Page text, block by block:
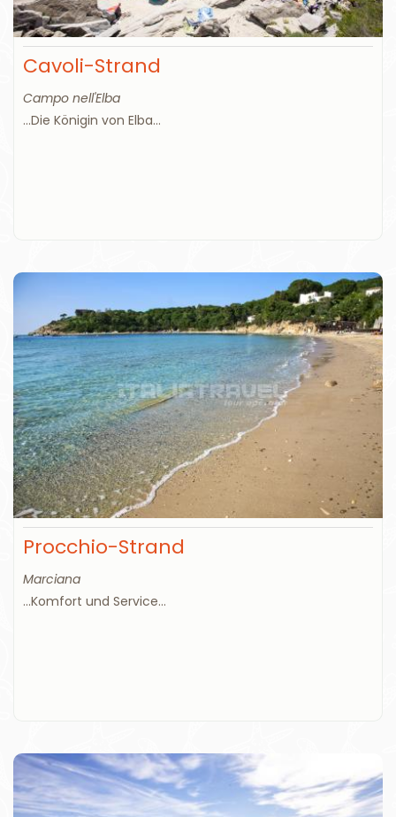
Cavoli-Strand
Campo nell'Elba
...Die Königin von Elba...
Procchio-Strand
Marciana
...Komfort und Service...